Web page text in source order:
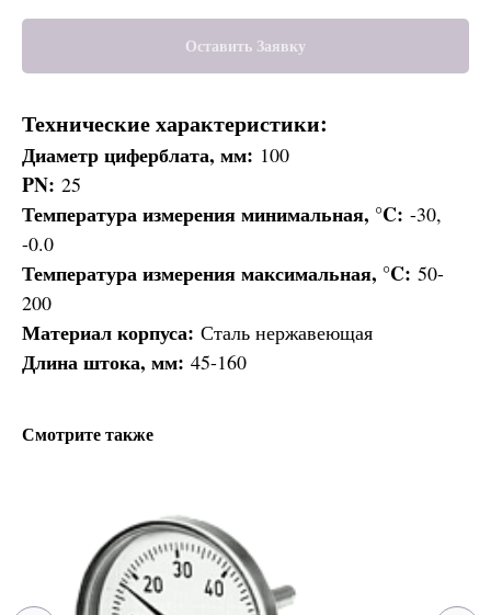
Оставить Заявку
Технические характеристики:
Диаметр циферблата, мм: 100
PN: 25
Температура измерения минимальная, °C: -30,
-0.0
Температура измерения максимальная, °C: 50-
200
Материал корпуса: Сталь нержавеющая
Длина штока, мм: 45-160
Смотрите также